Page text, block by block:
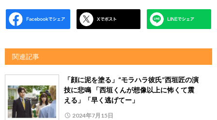
関連記事
「顔に泥を塗る」“モラハラ彼氏”西垣匠の演
技に悲鳴 「西垣くんが想像以上に怖くて震
える」「早く逃げてー」
2024年7月15日